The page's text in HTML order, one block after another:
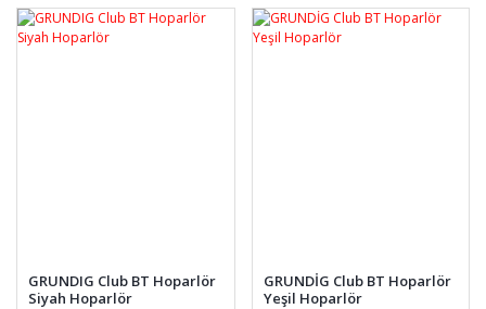
GRUNDIG Club BT Hoparlör
Siyah Hoparlör
GRUNDİG Club BT Hoparlör
Yeşil Hoparlör